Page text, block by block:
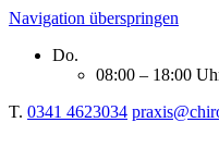
Navigation überspringen
Do.
08:00 – 18:00
T. 0341 4623034